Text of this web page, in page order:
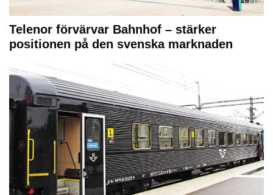
Telenor förvärvar Bahnhof – stärker
positionen på den svenska marknaden